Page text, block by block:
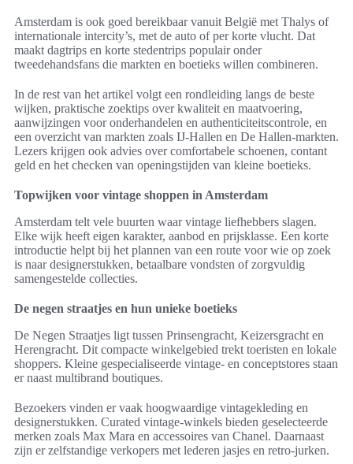
Amsterdam is ook goed bereikbaar vanuit België met Thalys of
internationale intercity’s, met de auto of per korte vlucht. Dat
maakt dagtrips en korte stedentrips populair onder
tweedehandsfans die markten en boetieks willen combineren.
In de rest van het artikel volgt een rondleiding langs de beste
wijken, praktische zoektips over kwaliteit en maatvoering,
aanwijzingen voor onderhandelen en authenticiteitscontrole, en
een overzicht van markten zoals IJ-Hallen en De Hallen-markten.
Lezers krijgen ook advies over comfortabele schoenen, contant
geld en het checken van openingstijden van kleine boetieks.
Topwijken voor vintage shoppen in Amsterdam
Amsterdam telt vele buurten waar vintage liefhebbers slagen.
Elke wijk heeft eigen karakter, aanbod en prijsklasse. Een korte
introductie helpt bij het plannen van een route voor wie op zoek
is naar designerstukken, betaalbare vondsten of zorgvuldig
samengestelde collecties.
De negen straatjes en hun unieke boetieks
De Negen Straatjes ligt tussen Prinsengracht, Keizersgracht en
Herengracht. Dit compacte winkelgebied trekt toeristen en lokale
shoppers. Kleine gespecialiseerde vintage- en conceptstores staan
er naast multibrand boutiques.
Bezoekers vinden er vaak hoogwaardige vintagekleding en
designerstukken. Curated vintage-winkels bieden geselecteerde
merken zoals Max Mara en accessoires van Chanel. Daarnaast
zijn er zelfstandige verkopers met lederen jasjes en retro-jurken.